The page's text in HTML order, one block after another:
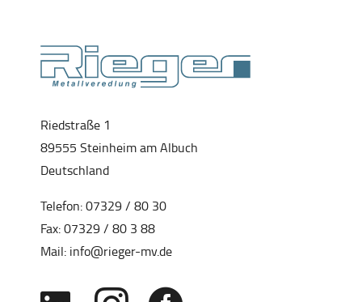
Riedstraße 1
89555 Steinheim am Albuch
Deutschland
Telefon: 07329 / 80 30
Fax: 07329 / 80 3 88
Mail: info@rieger-mv.de